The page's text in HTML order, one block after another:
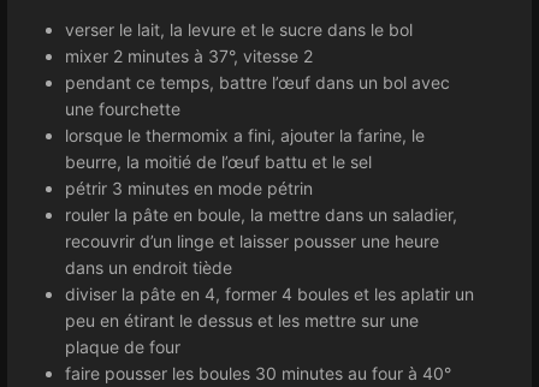
verser le lait, la levure et le sucre dans le bol
mixer 2 minutes à 37°, vitesse 2
pendant ce temps, battre l’œuf dans un bol avec
une fourchette
lorsque le thermomix a fini, ajouter la farine, le
beurre, la moitié de l’œuf battu et le sel
pétrir 3 minutes en mode pétrin
rouler la pâte en boule, la mettre dans un saladier,
recouvrir d’un linge et laisser pousser une heure
dans un endroit tiède
diviser la pâte en 4, former 4 boules et les aplatir un
peu en étirant le dessus et les mettre sur une
plaque de four
faire pousser les boules 30 minutes au four à 40°